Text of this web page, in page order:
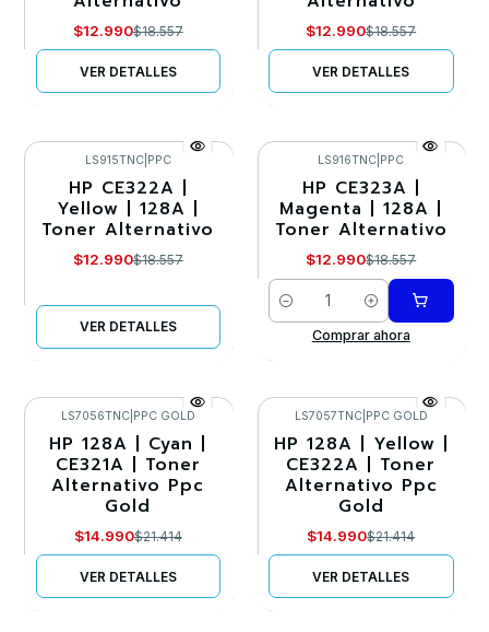
$12.990$18.557
VER DETALLES
$12.990$18.557
VER DETALLES
-30%
Agotado
LS915TNC| PPC
HP CE322A |
Yellow | 128A |
Toner Alternativo
$12.990$18.557
VER DETALLES
-30%
LS916TNC PPC
HP CE323A |
Magenta | 128A |
Toner Alternativo
$12.990$18.557
Cantidad
Comprar ahora
-30%
Agotado
LS7056TNC| PPC GOLD
HP 128A | Cyan |
CE321A | Toner
Alternativo Ppc
Gold
$14.990$21.414
VER DETALLES
-30%
Agotado
LS7057TNC| PPC GOLD
HP 128A | Yellow |
CE322A | Toner
Alternativo Ppc
Gold
$14.990$21.414
VER DETALLES